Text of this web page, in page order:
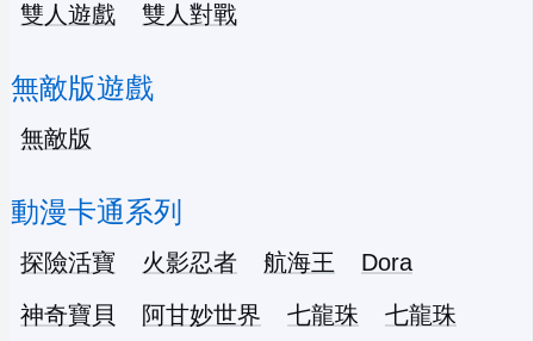
雙人遊戲 雙人對戰
無敵版遊戲
無敵版
動漫卡通系列
探險活寶 火影忍者 航海王
Dora
神奇寶貝
阿甘妙世界 七龍珠
七龍珠